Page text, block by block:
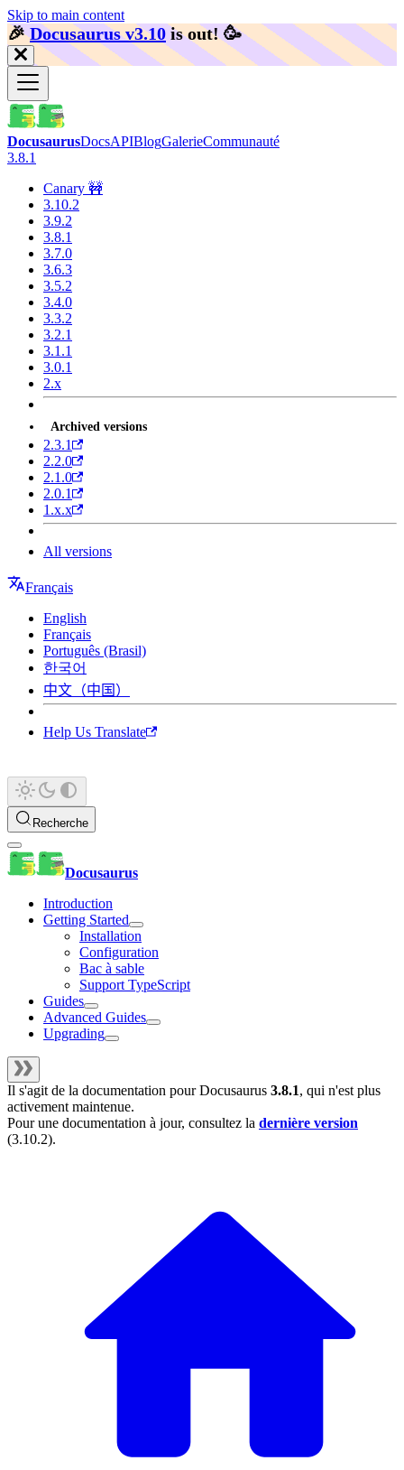
Skip to main content
🎉️Docusaurus v3.10 is out! 🥳️
DocusaurusDocsAPIBlogGalerieCommunauté
3.8.1
Canary 🚧
3.10.2
3.9.2
3.8.1
3.7.0
3.6.3
3.5.2
3.4.0
3.3.2
3.2.1
3.1.1
3.0.1
2.x
Archived versions
2.3.1
2.2.0
2.1.0
2.0.1
1.x.x
All versions
Français
English
Français
Português (Brasil)
한국어
中文（中国）
Help Us Translate
Recherche
Docusaurus
Introduction
Getting Started
Installation
Configuration
Bac à sable
Support TypeScript
Guides
Advanced Guides
Upgrading
Il s'agit de la documentation pourDocusaurus 3.8.1, qui n'est plus
activement maintenue.
Pour une documentation à jour, consultez la dernière version
(3.10.2).